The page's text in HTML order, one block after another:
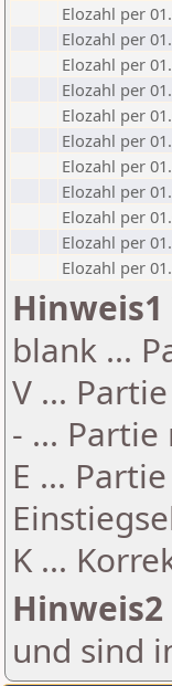
Elozahl per
Elozahl per
Elozahl per
Elozahl per
Elozahl per
Elozahl per
Elozahl per
Elozahl per
Elozahl per
Elozahl per
Elozahl per
Hinweis1
blank ...
V ...
- ...
E ...
K ...
Hinweis2
und sind